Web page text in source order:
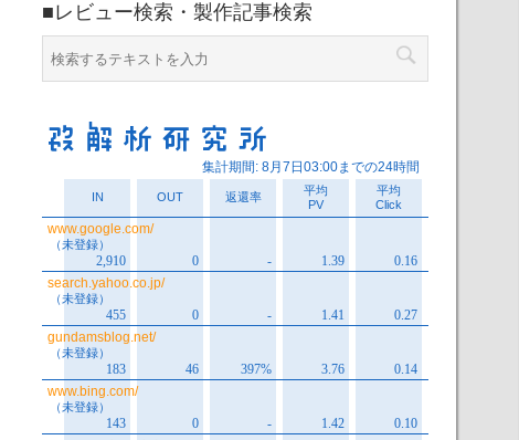
■レビュー検索・製作記事検索